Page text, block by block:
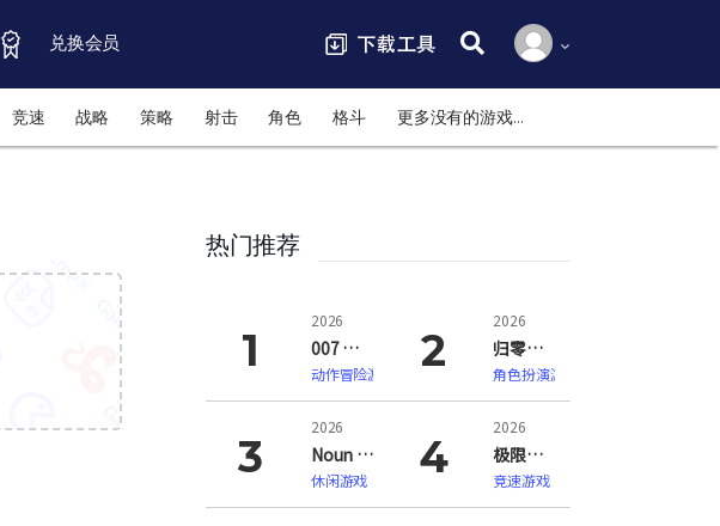
兑换会员
搜索:
竞速 战略 策略 射击 角色 格斗 更多没有的游戏…
热门推荐
2026
007 初露锋芒（007 First Light）
动作冒险游戏
2026
归零巡礼：亡谍镇魂曲（ZERO PARADES: For Dead Spies）
角色扮演游戏
2026
Noun Town 语言学习（Noun Town Language Learning）
休闲游戏
2026
极限竞速：地平线6（Forza Horizon 6）
竞速游戏